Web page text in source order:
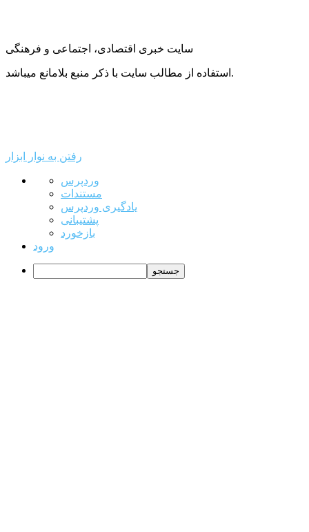
سایت خبری اقتصادی، اجتماعی و فرهنگی
استفاده از مطالب سایت با ذکر منبع بلامانع میباشد.
رفتن به نوار ابزار
درباره
وردپرس
وردپرس
مستندات
یادگیری وردپرس
پشتیبانی
بازخورد
ورود
جستجو